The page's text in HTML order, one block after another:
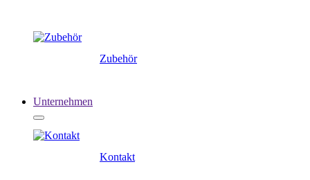
Zubehör
Unternehmen
Kontakt